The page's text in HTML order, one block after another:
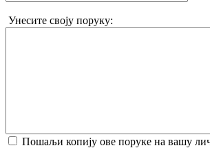
Унесите своју поруку:
Пошаљи копију ове поруке на вашу